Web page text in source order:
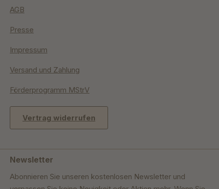
AGB
Presse
Impressum
Versand und Zahlung
Förderprogramm MStrV
Vertrag widerrufen
Newsletter
Abonnieren Sie unseren kostenlosen Newsletter und